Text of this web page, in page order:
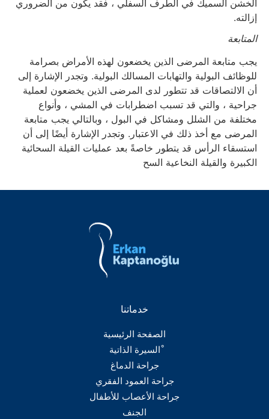
الخشن السميك في الطرف السفلي ، فقد يكون من الضروري
إزالته.
المتابعة
يجب متابعة المرضى الذين يخضعون لهذه الأمراض بصرامة
للوظائف البولية والتهابات المسالك البولية. وتجدر الإشارة إلى
أن الالتصاقات قد تتطور لدى المرضى الذين يخضعون لعملية
جراحية ، والتي قد تسبب اضطرابات في المشي ، وأنواع
مختلفة من الشلل ومشاكل في البول ، وبالتالي يجب متابعة
المرضى مع أخذ ذلك في الاعتبار. وتجدر الإشارة أيضًا إلى أن
استسقاء الرأس قد يتطور خاصةً بعد عمليات القيلة السحائية
الكبيرة والقيلة النخاعية السح
خدماتنا
الصفحة الرئيسية
ْالسيرة الذاتية
جراحة الدماغ
جراحة العمود الفقري
جراحة الأعصاب للأطفال
الجنف